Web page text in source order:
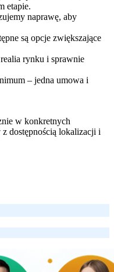
etapie.
naprawę, aby
są opcje zwiększające
rynku i sprawnie
– jedna umowa i
w konkretnych
dostępnością lokalizacji i